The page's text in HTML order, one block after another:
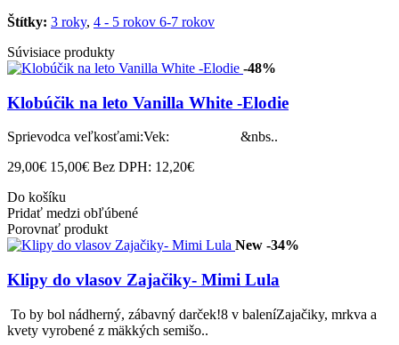
Štítky: 3 roky, 4 - 5 rokov 6-7 rokov
Súvisiace produkty
-48%
Klobúčik na leto Vanilla White -Elodie
Sprievodca veľkosťami:Vek: &nbs..
29,00€ 15,00€ Bez DPH: 12,20€
Do košíku
Pridať medzi obľúbené
Porovnať produkt
New -34%
Klipy do vlasov Zajačiky- Mimi Lula
To by bol nádherný, zábavný darček!8 v baleníZajačiky, mrkva a
kvety vyrobené z mäkkých semišo..